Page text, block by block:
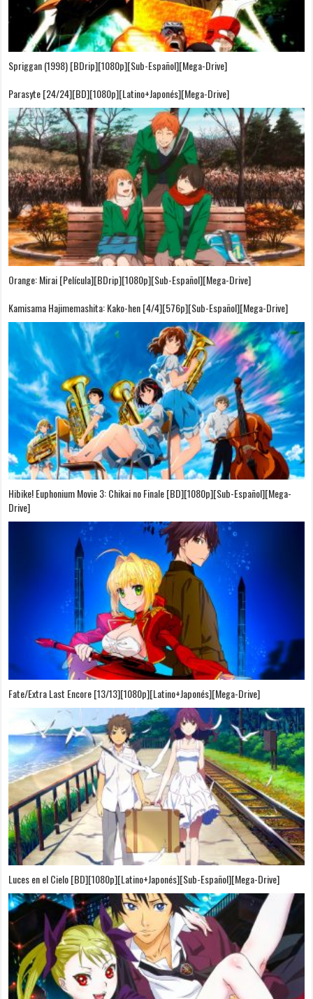
Spriggan (1998) [BDrip][1080p][Sub-Español][Mega-Drive]
Parasyte [24/24][BD][1080p][Latino+Japonés][Mega-Drive]
Orange: Mirai [Película][BDrip][1080p][Sub-Español][Mega-Drive]
Kamisama Hajimemashita: Kako-hen [4/4][576p][Sub-Español][Mega-Drive]
Hibike! Euphonium Movie 3: Chikai no Finale [BD][1080p][Sub-Español][Mega-
Drive]
Fate/Extra Last Encore [13/13][1080p][Latino+Japonés][Mega-Drive]
Luces en el Cielo [BD][1080p][Latino+Japonés][Sub-Español][Mega-Drive]